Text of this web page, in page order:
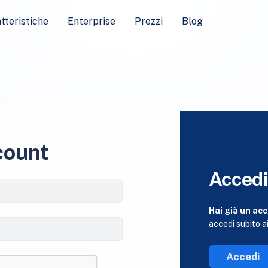
Enterprise Prezzi Blog
Accedi
Hai già un
accedi subito
Accedi